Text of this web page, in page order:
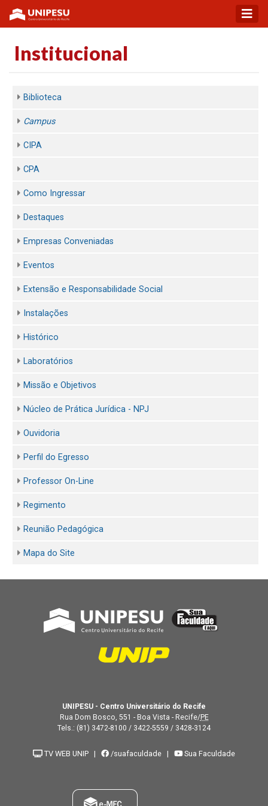
Institucional
Biblioteca
Campus
CIPA
CPA
Como Ingressar
Destaques
Empresas Conveniadas
Eventos
Extensão e Responsabilidade Social
Instalações
Histórico
Laboratórios
Missão e Objetivos
Núcleo de Prática Jurídica - NPJ
Ouvidoria
Perfil do Egresso
Professor On-Line
Regimento
Reunião Pedagógica
Mapa do Site
UNIPESU - Centro Universitário do Recife
Rua Dom Bosco, 551 - Boa Vista - Recife/PE
Tels.: (81) 3472-8100 / 3422-5559 / 3428-3124
TV WEB UNIP | /suafaculdade | Sua Faculdade